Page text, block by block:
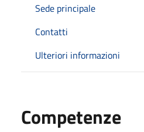
Sede principale
Contatti
Ulteriori informazioni
Competenze